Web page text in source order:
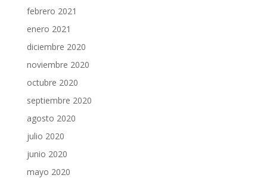
febrero 2021
enero 2021
diciembre 2020
noviembre 2020
octubre 2020
septiembre 2020
agosto 2020
julio 2020
junio 2020
mayo 2020